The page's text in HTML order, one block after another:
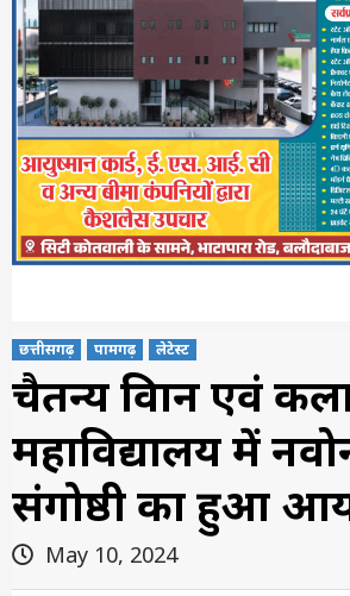
छत्तीसगढ़ पामगढ़ लेटेस्ट
चैतन्य विज्ञान एवं
महाविद्यालय में
संगोष्ठी का हुआ
May 10, 2024